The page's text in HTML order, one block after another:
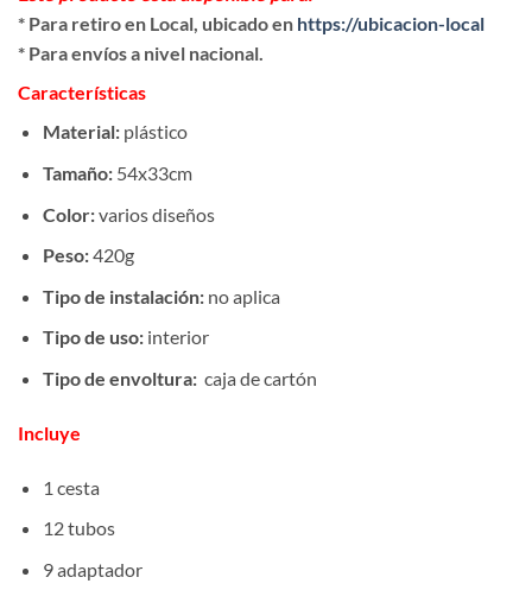
* Para retiro en Local, ubicado en https://ubicacion-local
* Para envíos a nivel nacional.
Características
Material:plástico
Tamaño: 54x33cm
Color:varios diseños
Peso:420g
Tipo de instalación:no aplica
Tipo de uso:interior
Tipo de envoltura:caja de cartón
Incluye
1 cesta
12 tubos
9 adaptador